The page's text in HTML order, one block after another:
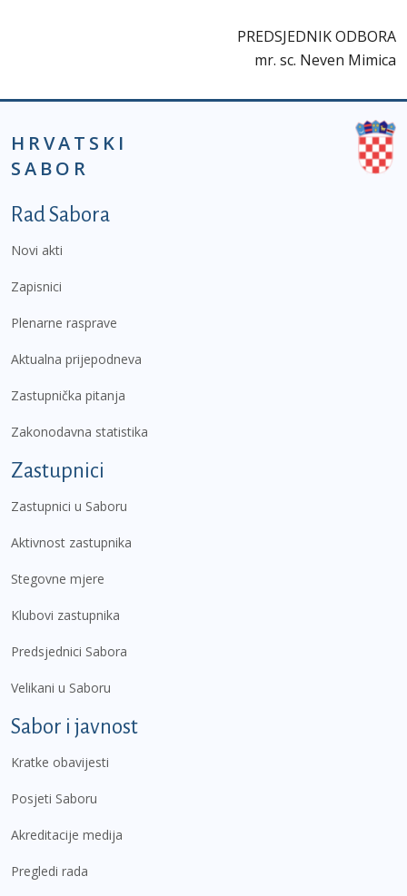
PREDSJEDNIK ODBORA
mr. sc. Neven Mimica
HRVATSKI
SABOR
Podnožje prvi izbornik
Rad Sabora
Novi akti
Zapisnici
Plenarne rasprave
Aktualna prijepodneva
Zastupnička pitanja
Zakonodavna statistika
Zastupnici
Zastupnici u Saboru
Aktivnost zastupnika
Stegovne mjere
Klubovi zastupnika
Predsjednici Sabora
Velikani u Saboru
Sabor i javnost
Kratke obavijesti
Posjeti Saboru
Akreditacije medija
Pregledi rada